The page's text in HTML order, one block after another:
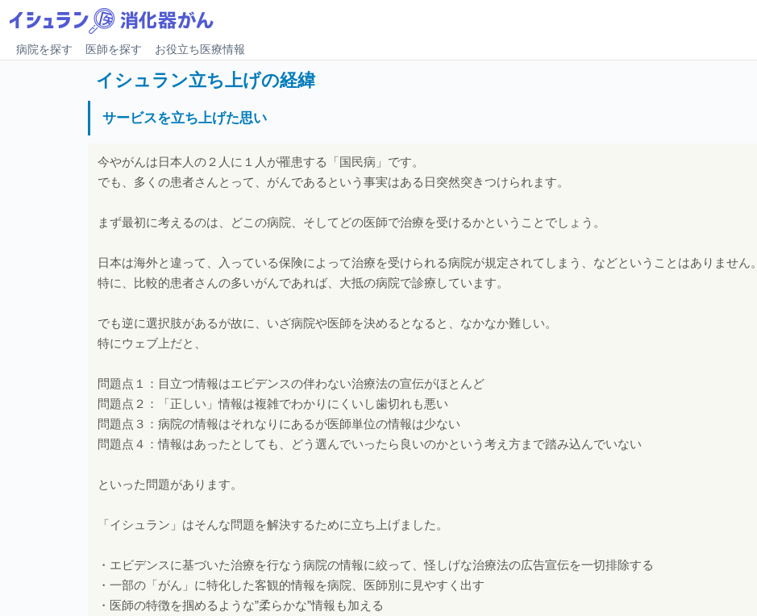
病院を探す 医師を探す お役立ち医療情報
イシュラン立ち上げの経緯
サービスを立ち上げた思い
今やがんは日本人の２人に１人が罹患する「国民病」です。
でも、多くの患者さんとって、がんであるという事実はある日突然突きつけられます。
まず最初に考えるのは、どこの病院、そしてどの医師で治療を受けるかということでしょう。
日本は海外と違って、入っている保険によって治療を受けられる病院が規定されてしまう、などということはありません。
特に、比較的患者さんの多いがんであれば、大抵の病院で診療しています。
でも逆に選択肢があるが故に、いざ病院や医師を決めるとなると、なかなか難しい。
特にウェブ上だと、
問題点１：目立つ情報はエビデンスの伴わない治療法の宣伝がほとんど
問題点２：「正しい」情報は複雑でわかりにくいし歯切れも悪い
問題点３：病院の情報はそれなりにあるが医師単位の情報は少ない
問題点４：情報はあったとしても、どう選んでいったら良いのかという考え方まで踏み込んでいない
といった問題があります。
「イシュラン」はそんな問題を解決するために立ち上げました。
・エビデンスに基づいた治療を行なう病院の情報に絞って、怪しげな治療法の広告宣伝を一切排除する
・一部の「がん」に特化した客観的情報を病院、医師別に見やすく出す
・医師の特徴を掴めるような”柔らかな”情報も加える